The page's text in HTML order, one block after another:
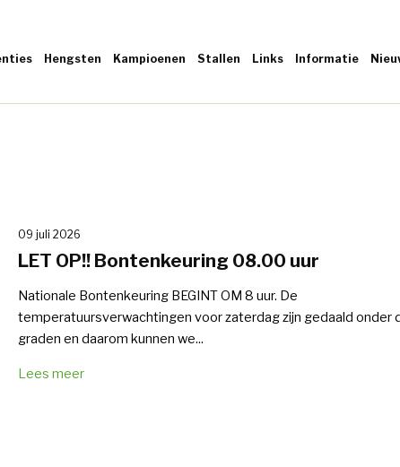
Hengsten Kampioenen Stallen Links Informatie
09 juli 2026
LET OP!! Bontenkeuring 08.00 uur
Nationale Bontenkeuring BEGINT OM 8 uur. De
temperatuursverwachtingen voor zaterdag zijn gedaald onder
graden en daarom kunnen we...
Lees meer